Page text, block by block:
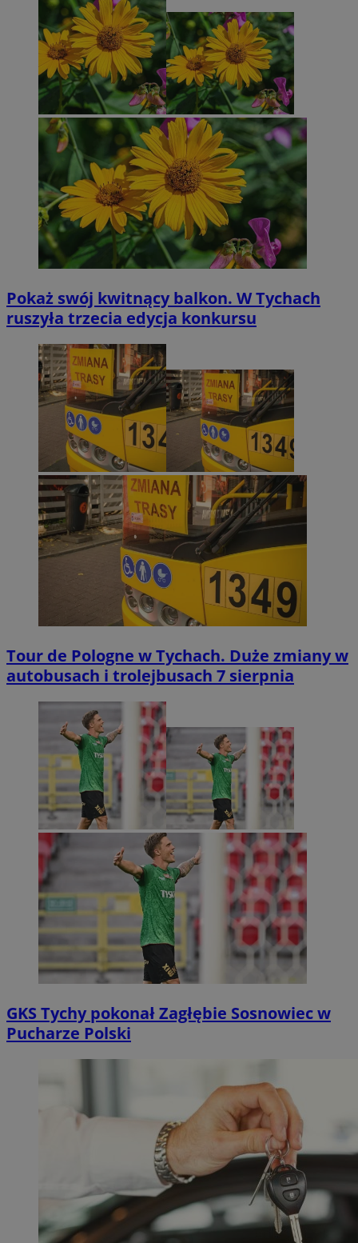
Pokaż swój kwitnący balkon. W Tychach
ruszyła trzecia edycja konkursu
Tour de Pologne w Tychach. Duże zmiany w
autobusach i trolejbusach 7 sierpnia
GKS Tychy pokonał Zagłębie Sosnowiec w
Pucharze Polski